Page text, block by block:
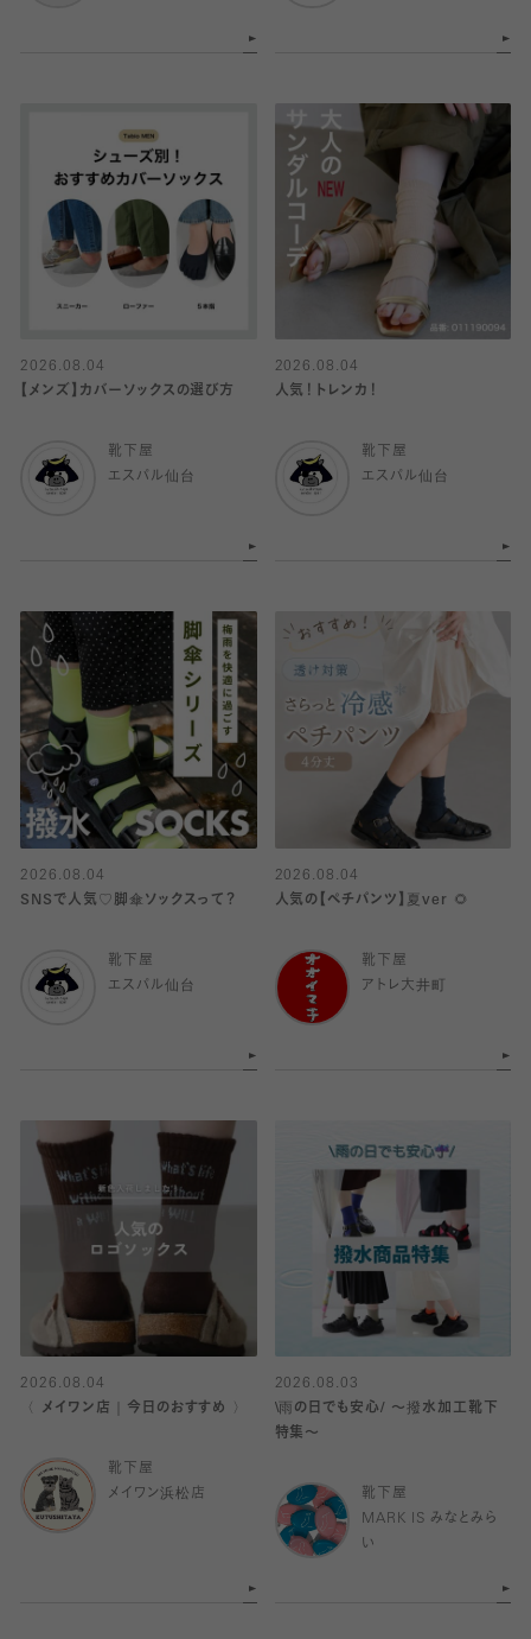
2026.08.04
【メンズ】カバーソックスの選び方
靴下屋
エスパル仙台
2026.08.04
人気！トレンカ！
靴下屋
エスパル仙台
2026.08.04
SNSで人気♡脚傘ソックスって？
靴下屋
エスパル仙台
2026.08.04
人気の【ペチパンツ】夏ver 🌻
靴下屋
アトレ大井町
2026.08.04
〈 メイワン店｜今日のおすすめ 〉
靴下屋
メイワン浜松店
2026.08.03
\雨の日でも安心/ 〜撥水加工靴下
特集〜
靴下屋
MARK IS みなとみら
い